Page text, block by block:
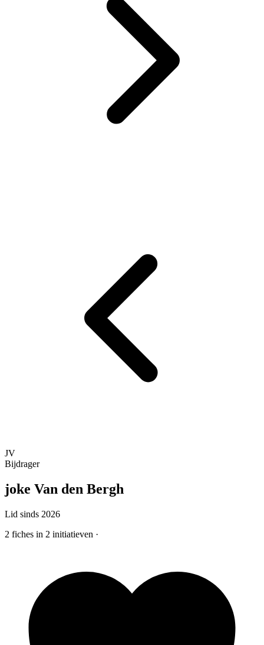
JV
Bijdrager
joke Van den Bergh
Lid sinds 2026
2 fiches in 2 initiatieven ·